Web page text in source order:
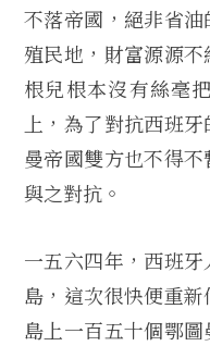
不落帝國，絕非省
殖民地，財富源源
根兒根本沒有絲毫
上，為了對抗西班
曼帝國雙方也不得
與之對抗。
一五六四年，西班
島，這次很快便重
島上一百五十個鄂圖